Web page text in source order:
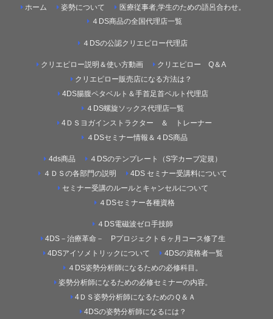
ホーム 姿勢について
医療従事者,学生のための語呂合わせ。
４DS商品の全国代理店一覧
４DSの公認クリエピロー代理店
クリエピロー説明＆使い方動画
クリエピロー Q＆A
クリエピロー販売店になる方法は？
4DS腸腹ペタベルト＆手首足首ベルト代理店
４DS螺旋ソックス代理店一覧
4ＤＳヨガインストラクター ＆ トレーナー
４DSセミナー情報＆４DS商品
4ds商品
４DSのテンプレート（S字カーブ定規）
４ＤＳの各部門の説明
4DS セミナー受講料について
セミナー受講のルールとキャンセルについて
４DSセミナー各種資格
４DS電磁波ゼロ手技師
4DS－治療革命－ Pプロジェクト６ヶ月コース修了生
4DSアイソメトリックについて
4DSの資格者一覧
４DS姿勢分析師になるための必修科目。
姿勢分析師になるための必修セミナーの内容。
4ＤＳ姿勢分析師になるためのＱ＆Ａ
4DSの姿勢分析師になるには？